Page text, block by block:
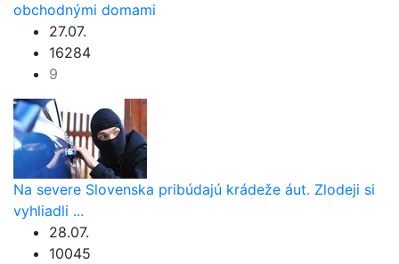
obchodnými domami
27.07.
16284
9
Na severe Slovenska pribúdajú krádeže áut. Zlodeji si
vyhliadli ...
28.07.
10045